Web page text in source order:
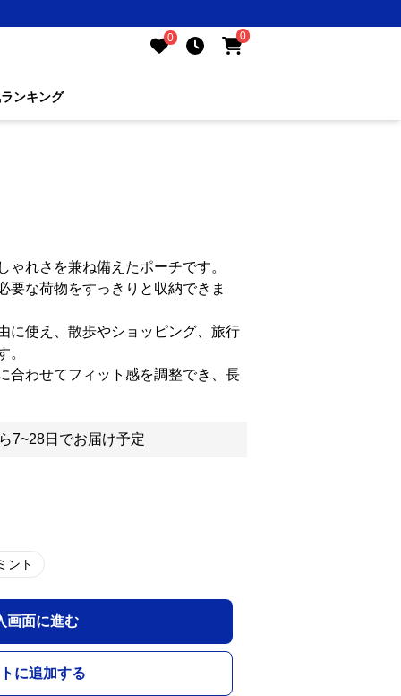
0 0
ンキング
れさを兼ね備えたポーチです。
要な荷物をすっきりと収納できま
に使え、散歩やショッピング、旅行
。
合わせてフィット感を調整でき、長
7~28日でお届け予定
ント
画面に進む
に追加する